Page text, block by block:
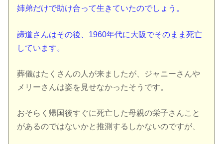
姉弟だけで助け合って生きていたのでしょう。
諦道さんはその後、1960年代に大阪でそのまま死亡
しています。
葬儀はたくさんの人が来ましたが、ジャニーさんや
メリーさんは姿を見せなかったそうです。
おそらく帰国後すぐに死亡した母親の栄子さんこと
があるのではないかと推測するしかないのですが、